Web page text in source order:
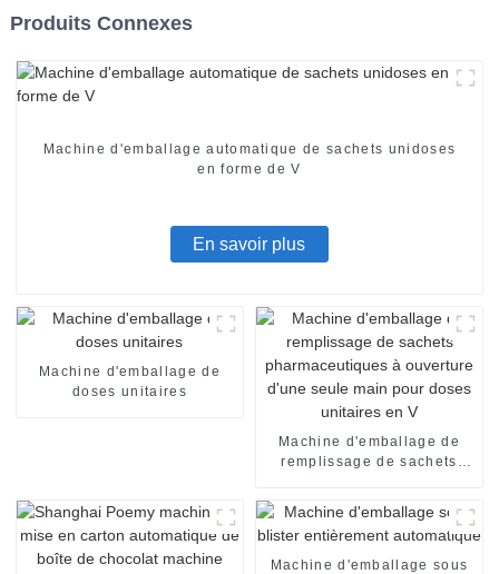
Produits Connexes
Machine d'emballage automatique de sachets unidoses
en forme de V
En savoir plus
Machine d'emballage de
doses unitaires
Machine d'emballage de
remplissage de sachets
ouverture d'une seule main
pour doses unitaires en V
Machine d'emballage sous